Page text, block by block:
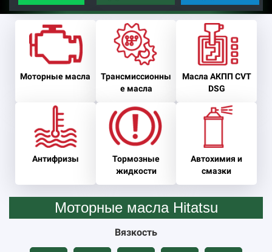
Моторные масла
Трансмиссионны
е масла
Масла АКПП CVT
DSG
Антифризы
Тормозные
жидкости
Автохимия и
смазки
Моторные масла Hitatsu
Вязкость